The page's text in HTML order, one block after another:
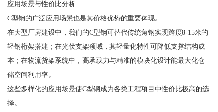
应用场景与性价比分析
C型钢的广泛应用场景也是其价格优势的重要体现。
在大型厂房建设中，我们的C型钢可替代传统角钢实现跨度8-15米的
轻钢桁架搭建；在光伏支架领域，其轻量化特性可降低支撑结构成
本；在物流货架系统中，高承载力与精准的模块化设计能最大化仓
储空间利用率。
这些多样化的应用场景使C型钢成为各类工程项目中性价比极高的选
择。